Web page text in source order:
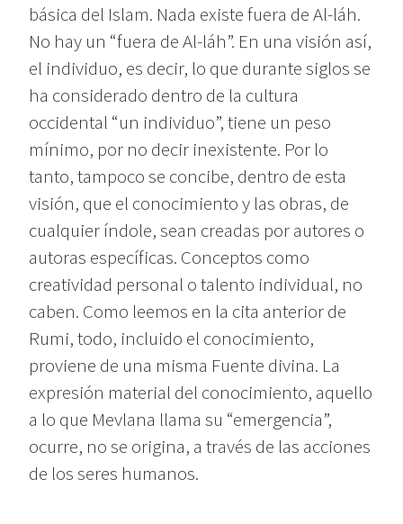
básica del Islam. Nada existe fuera de Al-láh.
No hay un “fuera de Al-láh”. En una visión así,
el individuo, es decir, lo que durante siglos se
ha considerado dentro de la cultura
occidental “un individuo”, tiene un peso
mínimo, por no decir inexistente. Por lo
tanto, tampoco se concibe, dentro de esta
visión, que el conocimiento y las obras, de
cualquier índole, sean creadas por autores o
autoras específicas. Conceptos como
creatividad personal o talento individual, no
caben. Como leemos en la cita anterior de
Rumi, todo, incluido el conocimiento,
proviene de una misma Fuente divina. La
expresión material del conocimiento, aquello
a lo que Mevlana llama su “emergencia”,
ocurre, no se origina, a través de las acciones
de los seres humanos.